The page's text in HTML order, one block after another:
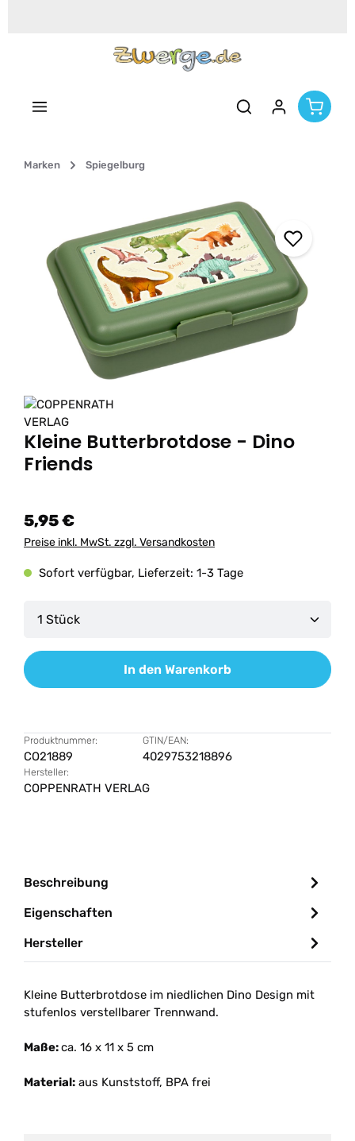
Marken Spiegelburg
Kleine Butterbrotdose - Dino
Friends
5,95 €
Preise inkl. MwSt. zzgl. Versandkosten
Sofort verfügbar, Lieferzeit: 1-3 Tage
Produkt Anzahl: Gib den gewünschten Wert
In den Warenkorb
Produktnummer:
CO21889
GTIN/EAN:
4029753218896
Hersteller:
COPPENRATH VERLAG
Beschreibung
Eigenschaften
Hersteller
Kleine Butterbrotdose im niedlichen Dino Design mit
stufenlos verstellbarer Trennwand.
Maße:ca. 16 x 11 x 5 cm
Material: aus Kunststoff, BPA frei